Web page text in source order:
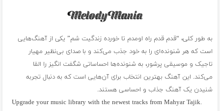
به طور کلی، “قدم قدم راه اومدم تا خورده زندگیت شم” یکی از آهنگ‌هایی
است که هر شنونده‌ای را به خود جذب می‌کند و با صدای بی‌نظیر مهیار
تاجیک و موسیقی پرشور، به شنونده‌ها احساساتی شگفت انگیز را القا
می‌کند. این آهنگ بهترین انتخاب برای آن‌هایی است که به دنبال تجربه
شنیدن یک آهنگ جذاب و احساسی هستند.
Upgrade your music library with the newest tracks from Mahyar Tajik.